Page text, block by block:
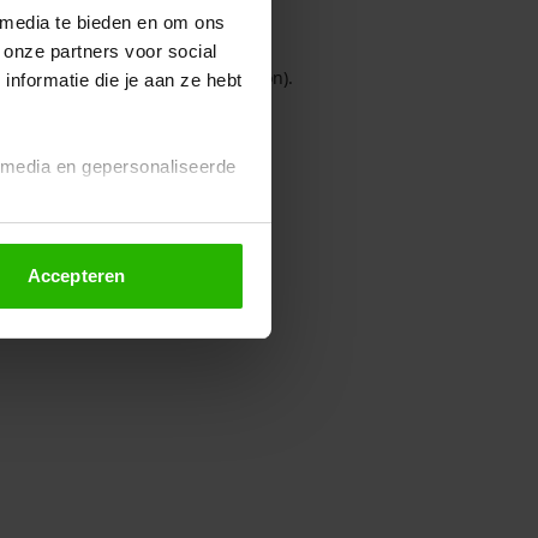
te bieden en om ons
partners voor social
die je aan ze hebt
en gepersonaliseerde
altijd wijzigen of
Accepteren
console for more information).